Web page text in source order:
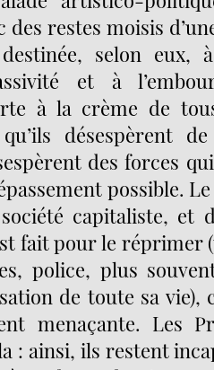
des restes moisis
selon eux,
et à
à la crème de
désespèrent
des forces
possible.
capitaliste, et
fait pour le réprimer
police, plus
de toute sa vie),
menaçante. Les
: ainsi, ils restent